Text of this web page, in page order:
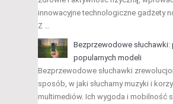
innowacyjne technologiczne gadżety
Z …
Bezprzewodowe słuchawki:
popularnych modeli
Bezprzewodowe słuchawki
sposób, w jaki słuchamy muzyki i
multimediów. Ich wygoda i mobilność